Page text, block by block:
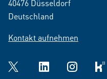
40476 Düsseldorf
Deutschland
Kontakt aufnehmen
Twitter LinkedInInstagram